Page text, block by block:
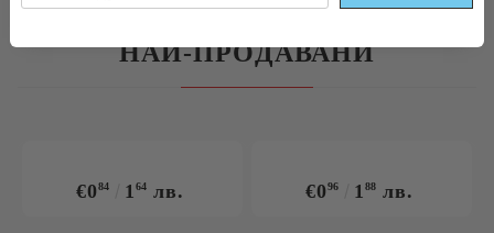
НАЙ-ПРОДАВАНИ
€084 164 лв. €096 188 лв.